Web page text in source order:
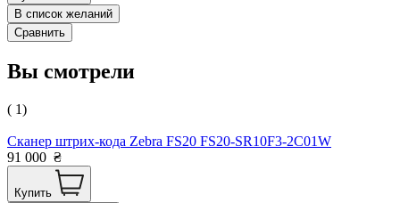
В список желаний
Сравнить
Вы смотрели
( 1)
Сканер штрих-кода Zebra FS20 FS20-SR10F3-2C01W
91 000 ₴
Купить